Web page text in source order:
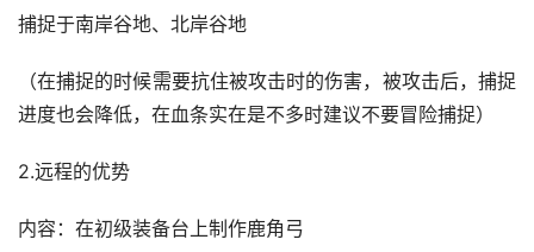
捕捉于南岸谷地、北岸谷地
（在捕捉的时候需要抗住被攻击时的伤害，被攻击后，捕捉
进度也会降低，在血条实在是不多时建议不要冒险捕捉）
2.远程的优势
内容：在初级装备台上制作鹿角弓